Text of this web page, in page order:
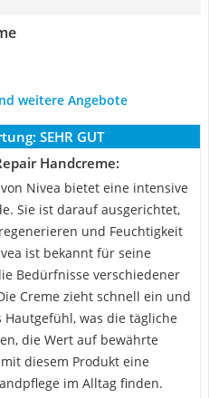
weitere Angebote
SEHR GUT
Handcreme:
Nivea bietet eine intensive
Sie ist darauf ausgerichtet,
und Feuchtigkeit
ist bekannt für seine
Bedürfnisse verschiedener
Creme zieht schnell ein und
was die tägliche
die Wert auf bewährte
diesem Produkt eine
im Alltag finden.